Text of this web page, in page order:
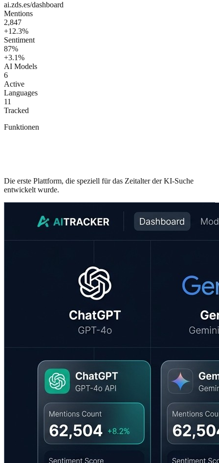
ai.zds.es/dashboard
Mentions
2,847
+12.3%
Sentiment
87%
+3.1%
AI Models
6
Active
Languages
11
Tracked
Funktionen
Die erste Plattform, die speziell für das Zeitalter der KI-Suche
entwickelt wurde.